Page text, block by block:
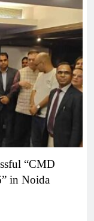
“CMD
in Noida